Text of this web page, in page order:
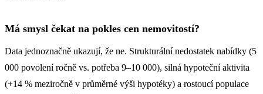
Má smysl čekat na pokles cen nemovitostí?
Data jednoznačně ukazují, že ne. Strukturální nedostatek nabídky (5
000 povolení ročně vs. potřeba 9–10 000), silná hypoteční aktivita
(+14 % meziročně v průměrné výši hypotéky) a rostoucí populace